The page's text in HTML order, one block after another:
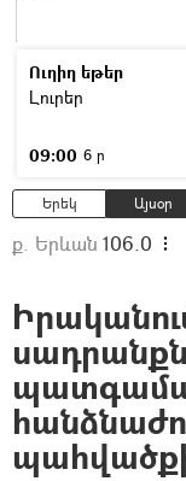
Ուղիղ եթեր
Լուրեր
09:00 6 ր
Երեկ Այսօր
ք. Երևան 106.0